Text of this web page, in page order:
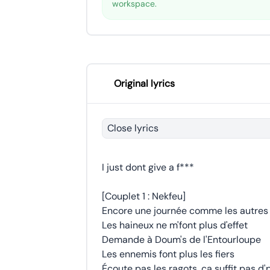
workspace.
Original lyrics
Close lyrics
I just dont give a f***
[Couplet 1 : Nekfeu]
Encore une journée comme les autres
Les haineux ne m'font plus d'effet
Demande à Doum's de l'Entourloupe
Les ennemis font plus les fiers